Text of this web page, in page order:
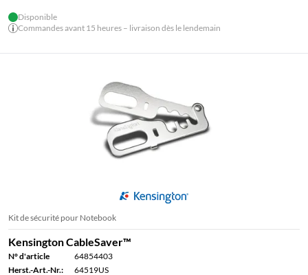
Disponible
Commandes avant 15 heures – livraison dès le lendemain
Kit de sécurité pour Notebook
Kensington CableSaver™
N° d'article
64854403
Herst.-Art.-Nr.:
64519US